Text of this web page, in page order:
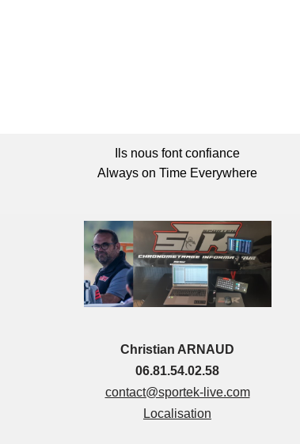
Ils nous font confiance
Always on Time Everywhere
Christian ARNAUD
06.81.54.02.58
contact@sportek-live.com
Localisation